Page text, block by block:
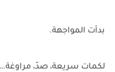
بدأت المواجهة.
لكمات سريعة، صدّ، مراوغة…